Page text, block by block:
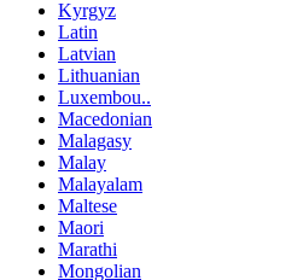
Kyrgyz
Latin
Latvian
Lithuanian
Luxembou..
Macedonian
Malagasy
Malay
Malayalam
Maltese
Maori
Marathi
Mongolian